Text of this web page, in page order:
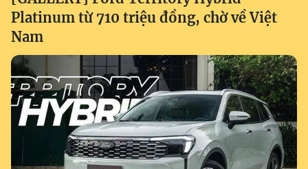
Platinum từ 710 triệu đồng, chờ về Việt
Nam